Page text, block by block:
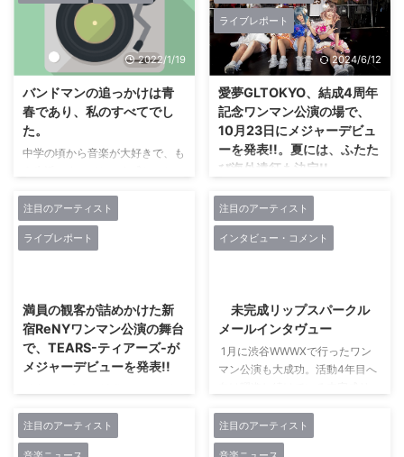
2022/1/19
バンドマンの追っかけは青
春であり、私のすべてでし
た。
中学の頃から音楽が大好きで、も
で、英語を必死で頑張り、高校生
になった頃から、海外のバンドマ
ンに手紙を出すようになりまし
ンドのバンドマンは手紙の返事を
くれたりする人もいて、何度かや
り取り後に、来日したりする会い
に行って仲良くなったり、海外ま
海外だと、わざわざ日本から会い
に来てくれた！ と、特別扱いし
ライブレポート
2024/6/12
愛夢GLTOKYO、結成4周年
記念ワンマン公演の場で、
10月23日にメジャーデビュ
ーを発表!!。夏には、ふたた
び海外遠征も決定!!
演に続き、愛夢GLTOKYOは、6
月15日(土)に新宿ホリデーを舞台
に「愛夢GLTOKYO結成４周年記
満帆とは言えなかった。いや、彼
女たちは今も、険しい道のりへ何
度も躓きながら、足に出来た豆を
何度も潰しては血を滲ませながら
を迎え入れ6人で新たなスタート
を切った。でも、この日の舞台に
注目のアーティスト
ライブレポート
満員の観客が詰めかけた新
宿ReNYワンマン公演の舞台
で、TEARS-ティアーズ-が
メジャーデビューを発表!!
た「2周年記念単独公演」。その
場で告げたのが、2019年6月11日
注目のアーティスト
インタビュー・コメント
未完成リップスパークル
メールインタヴュー
1月に渋谷WWWXで行ったワン
マン公演も大成功。活動4年目へ
YouTube(https://www.youtube.c
om/watch?
注目のアーティスト 注目のアーティスト